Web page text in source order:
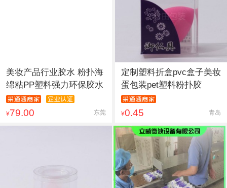
美妆产品行业胶水 粉扑海
绵粘PP塑料强力环保胶水
¥79.00 东莞
定制塑料折盒pvc盒子美妆
蛋包装pet塑料粉扑胶
¥0.45 青岛